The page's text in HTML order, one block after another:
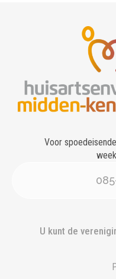
Voor
U kunt de